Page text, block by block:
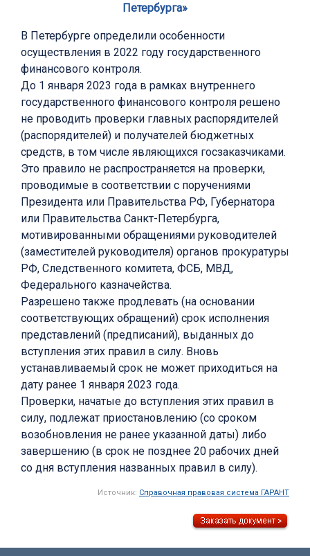
Петербурга»
В Петербурге определили особенности
осуществления в 2022 году государственного
финансового контроля.
До 1 января 2023 года в рамках внутреннего
государственного финансового контроля решено
не проводить проверки главных распорядителей
(распорядителей) и получателей бюджетных
средств, в том числе являющихся госзаказчиками.
Это правило не распространяется на проверки,
проводимые в соответствии с поручениями
Президента или Правительства РФ, Губернатора
или Правительства Санкт-Петербурга,
мотивированными обращениями руководителей
(заместителей руководителя) органов прокуратуры
РФ, Следственного комитета, ФСБ, МВД,
Федерального казначейства.
Разрешено также продлевать (на основании
соответствующих обращений) срок исполнения
представлений (предписаний), выданных до
вступления этих правил в силу. Вновь
устанавливаемый срок не может приходиться на
дату ранее 1 января 2023 года.
Проверки, начатые до вступления этих правил в
силу, подлежат приостановлению (со сроком
возобновления не ранее указанной даты) либо
завершению (в срок не позднее 20 рабочих дней
со дня вступления названных правил в силу).
Источник: Справочная правовая система ГАРАНТ